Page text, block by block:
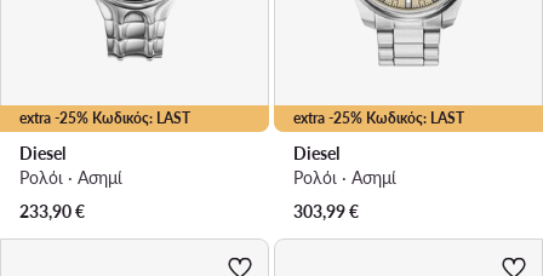
extra -25% Κωδικός: LAST
Diesel
Ρολόι · Ασημί
233,90€
extra -25% Κωδικός: LAST
Diesel
Ρολόι · Ασημί
303,99€